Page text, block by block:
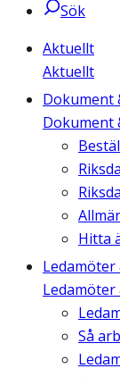
Sök
Aktuellt
Aktuellt
Dokument
Dokument
Hitta
Så